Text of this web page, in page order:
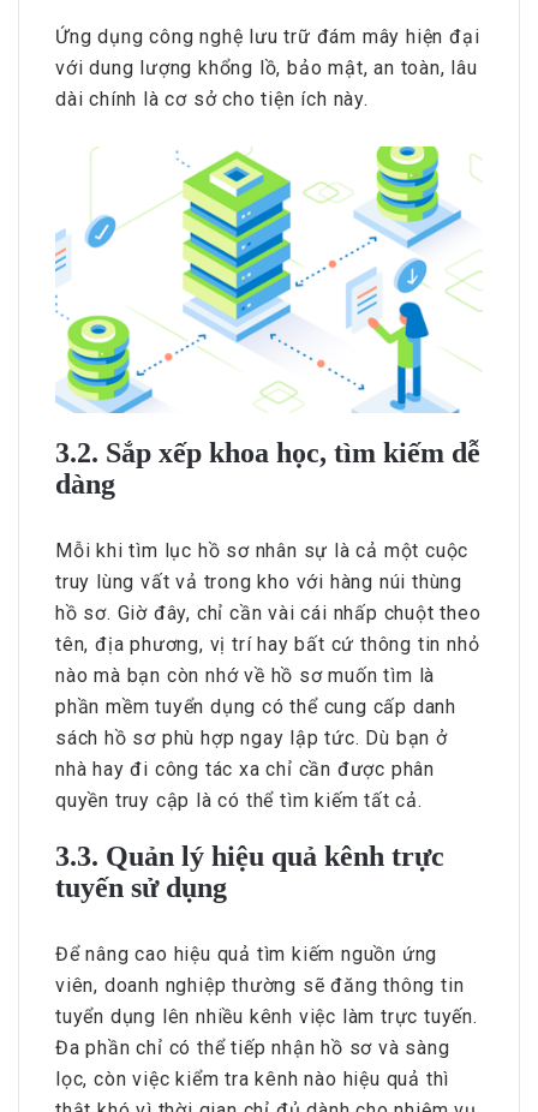
Ứng dụng công nghệ lưu trữ đám mây hiện đại
với dung lượng khổng lồ, bảo mật, an toàn, lâu
dài chính là cơ sở cho tiện ích này.
3.2. Sắp xếp khoa học, tìm kiếm dễ
dàng
Mỗi khi tìm lục hồ sơ nhân sự là cả một cuộc
truy lùng vất vả trong kho với hàng núi thùng
hồ sơ. Giờ đây, chỉ cần vài cái nhấp chuột theo
tên, địa phương, vị trí hay bất cứ thông tin nhỏ
nào mà bạn còn nhớ về hồ sơ muốn tìm là
phần mềm tuyển dụng có thể cung cấp danh
sách hồ sơ phù hợp ngay lập tức. Dù bạn ở
nhà hay đi công tác xa chỉ cần được phân
quyền truy cập là có thể tìm kiếm tất cả.
3.3. Quản lý hiệu quả kênh trực
tuyến sử dụng
Để nâng cao hiệu quả tìm kiếm nguồn ứng
viên, doanh nghiệp thường sẽ đăng thông tin
tuyển dụng lên nhiều kênh việc làm trực tuyến.
Đa phần chỉ có thể tiếp nhận hồ sơ và sàng
lọc, còn việc kiểm tra kênh nào hiệu quả thì